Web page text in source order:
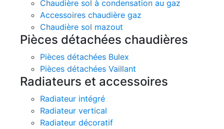
Chaudière sol à condensation au gaz
Accessoires chaudière gaz
Chaudière sol mazout
Pièces détachées chaudières
Pièces détachées Bulex
Pièces détachées Vaillant
Radiateurs et accessoires
Radiateur intégré
Radiateur vertical
Radiateur décoratif